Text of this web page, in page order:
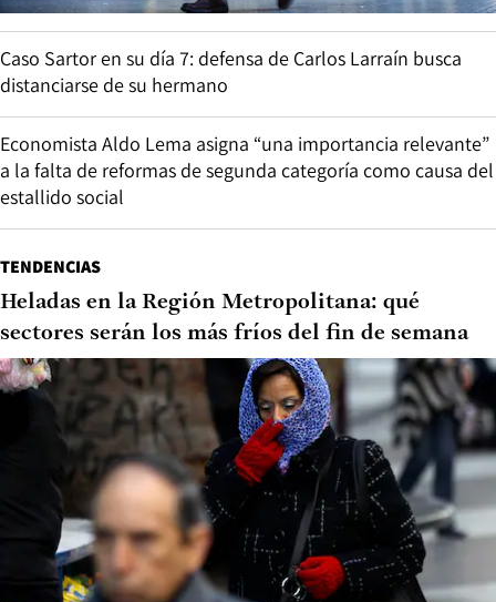
Caso Sartor en su día 7: defensa de Carlos Larraín busca
distanciarse de su hermano
Economista Aldo Lema asigna “una importancia relevante”
a la falta de reformas de segunda categoría como causa del
estallido social
TENDENCIAS
Heladas en la Región Metropolitana: qué
sectores serán los más fríos del fin de semana